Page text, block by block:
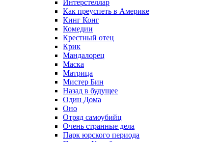
Интерстеллар
Как преуспеть в Америке
Кинг Конг
Комедии
Крестный отец
Крик
Мандалорец
Маска
Матрица
Мистер Бин
Назад в будущее
Один Дома
Оно
Отряд самоубийц
Очень странные дела
Парк юрского периода